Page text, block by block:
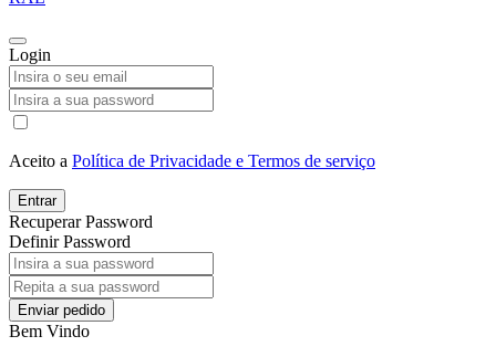
Login
Aceito a Política de Privacidade e Termos de serviço
Entrar
Recuperar Password
Definir Password
Enviar pedido
Bem Vindo